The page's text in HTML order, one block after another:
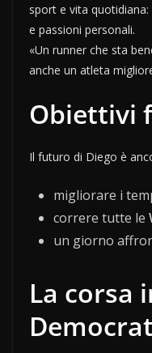
sport e vita
e passioni personali.
«Un runner che sta
anche un atleta
Obiettivi
Il futuro di Diego è
migliorare i
correre tutte le
un giorno
La corsa